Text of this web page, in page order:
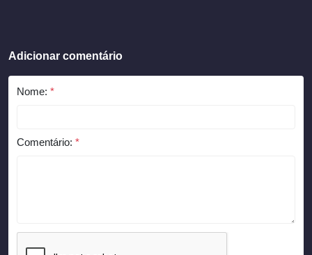
Adicionar comentário
Nome: *
Comentário: *